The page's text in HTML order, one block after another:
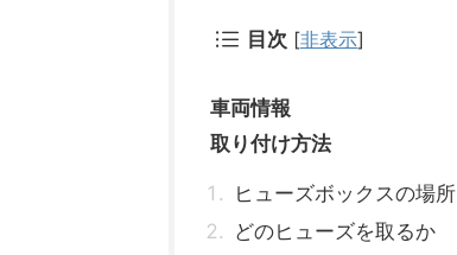
目次 [非表示]
車両情報
取り付け方法
ヒューズボックスの場所
どのヒューズを取るか